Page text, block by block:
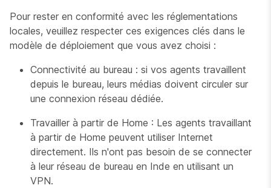
Pour rester en conformité avec les réglementations
locales, veuillez respecter ces exigences clés dans le
modèle de déploiement que vous avez choisi :
Connectivité au bureau : si vos agents travaillent
depuis le bureau, leurs médias doivent circuler sur
une connexion réseau dédiée.
Travailler à partir de Home : Les agents travaillant
à partir de Home peuvent utiliser Internet
directement. Ils n'ont pas besoin de se connecter
à leur réseau de bureau en Inde en utilisant un
VPN.